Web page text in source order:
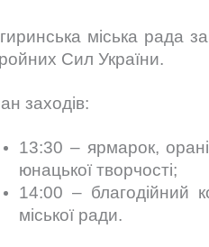
міська рада
Сил України.
заходів:
13:30 – ярмарок,
юнацької творчості;
14:00 – благодійний
міської ради.